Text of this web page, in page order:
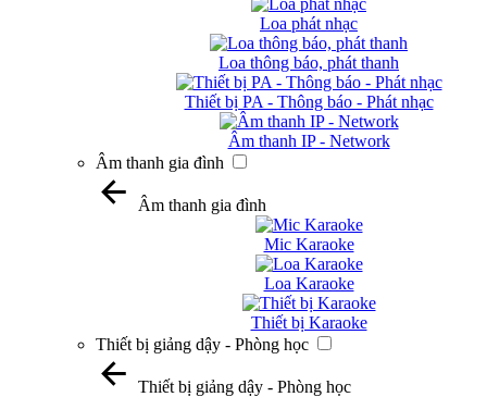
Loa phát nhạc
Loa thông báo, phát thanh
Thiết bị PA - Thông báo - Phát nhạc
Âm thanh IP - Network
Âm thanh gia đình
Âm thanh gia đình
Mic Karaoke
Loa Karaoke
Thiết bị Karaoke
Thiết bị giảng dậy - Phòng học
Thiết bị giảng dậy - Phòng học